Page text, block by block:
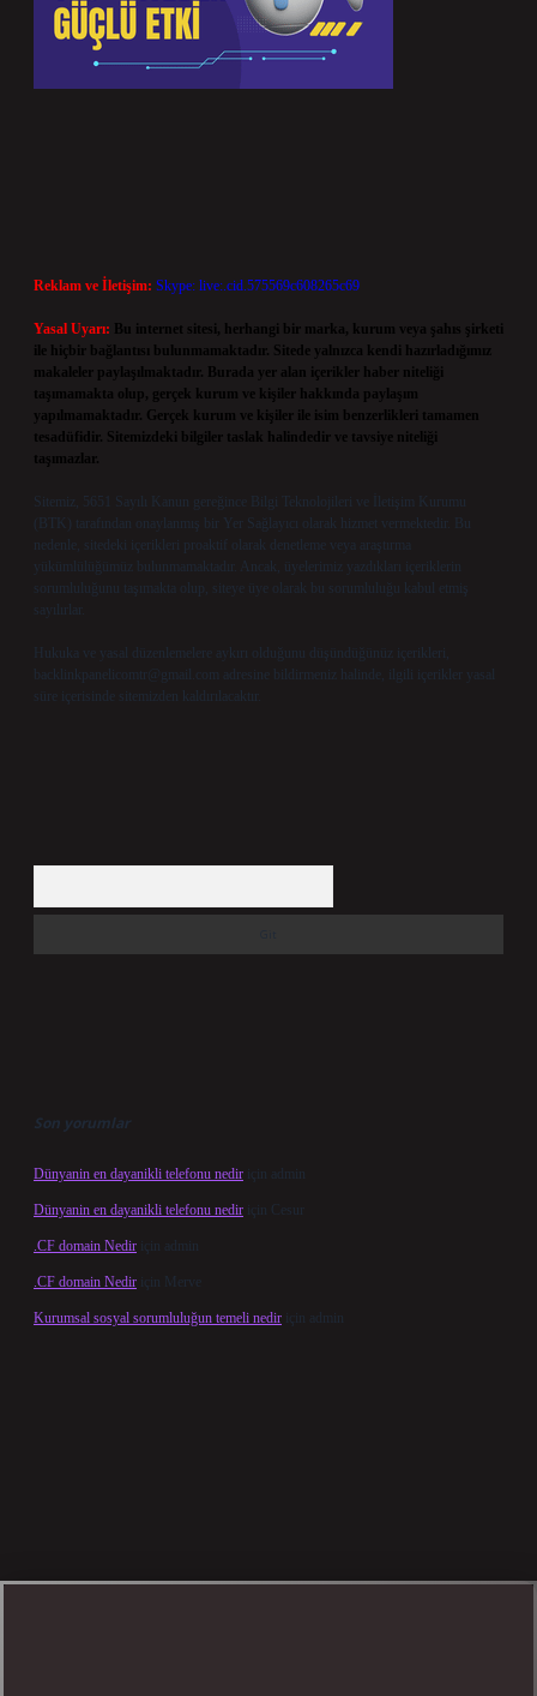
Reklam ve İletişim: Skype: live:.cid.575569c608265c69
Yasal Uyarı:
Bu internet sitesi, herhangi bir marka, kurum veya şahıs şirketi
ile hiçbir bağlantısı bulunmamaktadır. Sitede yalnızca kendi hazırladığımız
makaleler paylaşılmaktadır. Burada yer alan içerikler haber niteliği
taşımamakta olup, gerçek kurum ve kişiler hakkında paylaşım
yapılmamaktadır. Gerçek kurum ve kişiler ile isim benzerlikleri tamamen
tesadüfidir. Sitemizdeki bilgiler taslak halindedir ve tavsiye niteliği
taşımazlar.
Sitemiz, 5651 Sayılı Kanun gereğince Bilgi Teknolojileri ve İletişim Kurumu
(BTK) tarafından onaylanmış bir Yer Sağlayıcı olarak hizmet vermektedir. Bu
nedenle, sitedeki içerikleri proaktif olarak denetleme veya araştırma
yükümlülüğümüz bulunmamaktadır. Ancak, üyelerimiz yazdıkları içeriklerin
sorumluluğunu taşımakta olup, siteye üye olarak bu sorumluluğu kabul etmiş
sayılırlar.
Hukuka ve yasal düzenlemelere aykırı olduğunu düşündüğünüz içerikleri,
backlinkpanelicomtr@gmail.com adresine bildirmeniz halinde, ilgili içerikler yasal
süre içerisinde sitemizden kaldırılacaktır.
Son yorumlar
Dünyanin en dayanikli telefonu nedir için admin
Dünyanin en dayanikli telefonu nedir için Cesur
.CF domain Nedir için admin
.CF domain Nedir için Merve
Kurumsal sosyal sorumluluğun temeli nedir için admin
girişbetexper bahis